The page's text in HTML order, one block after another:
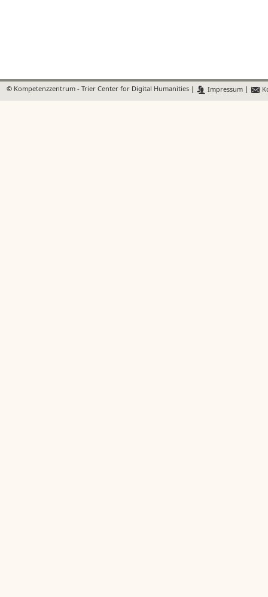
© Kompetenzzentrum - Trier Center for Digital Humanities| Impressum |